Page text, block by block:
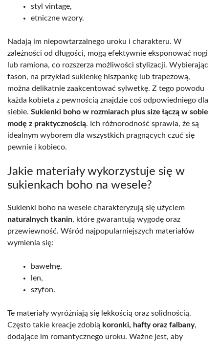
styl vintage,
etniczne wzory.
Nadają im niepowtarzalnego uroku i charakteru. W
zależności od długości, mogą efektywnie eksponować nogi
lub ramiona, co rozszerza możliwości stylizacji. Wybierając
fason, na przykład sukienkę hiszpankę lub trapezową,
można delikatnie zaakcentować sylwetkę. Z tego powodu
każda kobieta z pewnością znajdzie coś odpowiedniego dla
siebie. Sukienki boho w rozmiarach plus size łączą w sobie
modę z praktycznością. Ich różnorodność sprawia, że są
idealnym wyborem dla wszystkich pragnących czuć się
pewnie i kobieco.
Jakie materiały wykorzystuje się w
sukienkach boho na wesele?
Sukienki boho na wesele charakteryzują się użyciem
naturalnych tkanin, które gwarantują wygodę oraz
przewiewność. Wśród najpopularniejszych materiałów
wymienia się:
bawełnę,
len,
szyfon.
Te materiały wyróżniają się lekkością oraz solidnością.
Często takie kreacje zdobią koronki, hafty oraz falbany,
dodające im romantycznego uroku. Ważne jest, aby